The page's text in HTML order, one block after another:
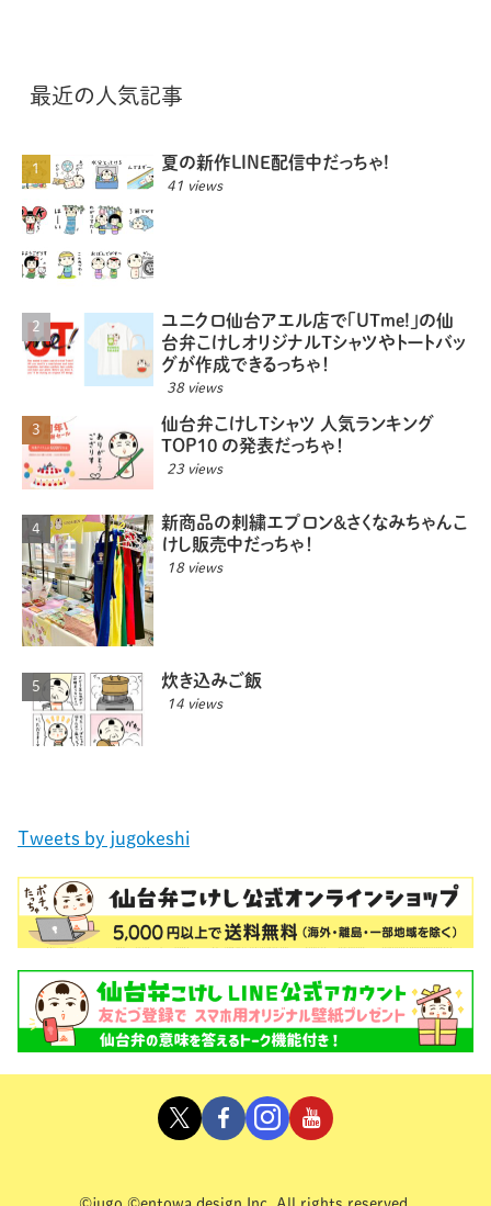
最近の人気記事
夏の新作LINE配信中だっちゃ!
41 views
ユニクロ仙台アエル店で「UTme!」の仙
台弁こけしオリジナルTシャツやトートバッ
グが作成できるっちゃ！
38 views
仙台弁こけしTシャツ 人気ランキング
TOP10 の発表だっちゃ！
23 views
新商品の刺繍エプロン＆さくなみちゃんこ
けし販売中だっちゃ！
18 views
炊き込みご飯
14 views
Tweets by jugokeshi